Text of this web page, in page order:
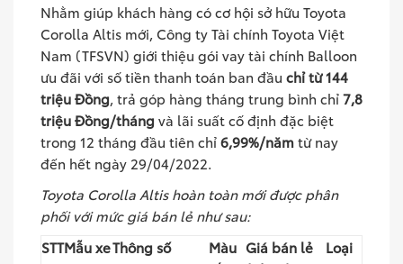
Nhằm giúp khách hàng có cơ hội sở hữu Toyota
Corolla Altis mới, Công ty Tài chính Toyota Việt
Nam (TFSVN) giới thiệu gói vay tài chính Balloon
ưu đãi với số tiền thanh toán ban đầu chỉ từ 144
triệu Đồng, trả góp hàng tháng trung bình chỉ7,8
triệu Đồng/tháng và lãi suất cố định đặc biệt
trong 12 tháng đầu tiên chỉ6,99%/nămtừ nay
đến hết ngày 29/04/2022.
Toyota Corolla Altis hoàn toàn mới được phân
phối với mức giá bán lẻ như sau:
STTMẫu xeThông số
Màu Giá bán lẻ
Loại